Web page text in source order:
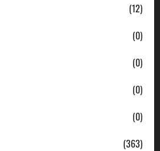
(12)
(0)
(0)
(0)
(0)
(363)